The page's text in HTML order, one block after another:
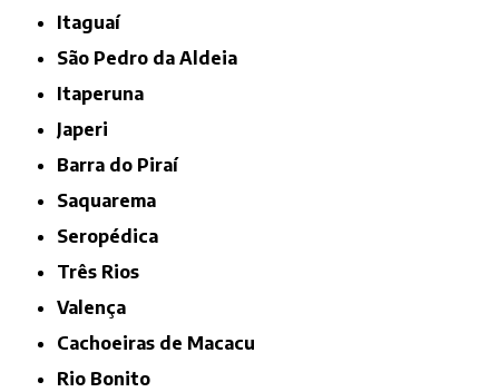
Itaguaí
São Pedro da Aldeia
Itaperuna
Japeri
Barra do Piraí
Saquarema
Seropédica
Três Rios
Valença
Cachoeiras de Macacu
Rio Bonito